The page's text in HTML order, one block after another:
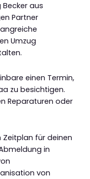
aus
Partner
Umzug
einen Termin,
zu besichtigen.
Reparaturen oder
Zeitplan für deinen
in
von